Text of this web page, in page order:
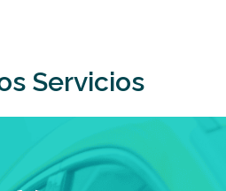
Servicios